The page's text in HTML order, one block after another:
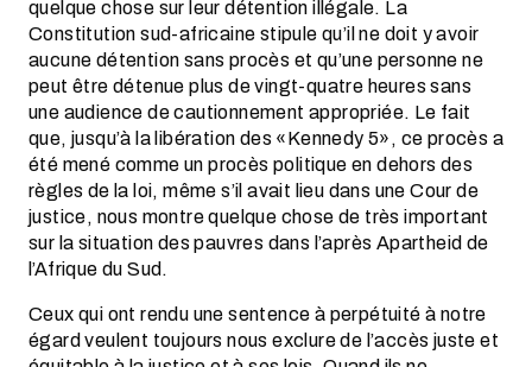
quelque chose sur leur détention illégale. La
Constitution sud-africaine stipule qu’il ne doit y avoir
aucune détention sans procès et qu’une personne ne
peut être détenue plus de vingt-quatre heures sans
une audience de cautionnement appropriée. Le fait
que, jusqu’à la libération des «Kennedy 5», ce procès a
été mené comme un procès politique en dehors des
règles de la loi, même s’il avait lieu dans une Cour de
justice, nous montre quelque chose de très important
sur la situation des pauvres dans l’après Apartheid de
l’Afrique du Sud.
Ceux qui ont rendu une sentence à perpétuité à notre
égard veulent toujours nous exclure de l’accès juste et